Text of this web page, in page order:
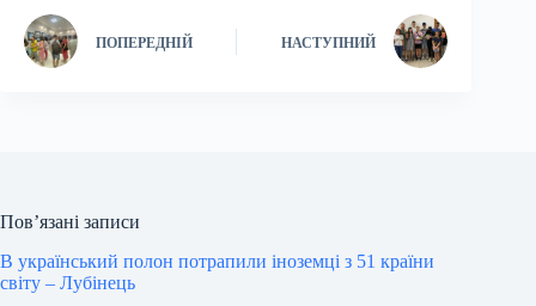
ПОПЕРЕДНІЙ НАСТУПНИЙ
Пов’язані записи
В український полон потрапили іноземці з 51 країни
світу – Лубінець